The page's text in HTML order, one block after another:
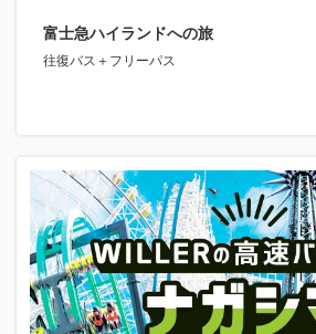
富士急ハイランドへの旅
往復バス＋フリーパス